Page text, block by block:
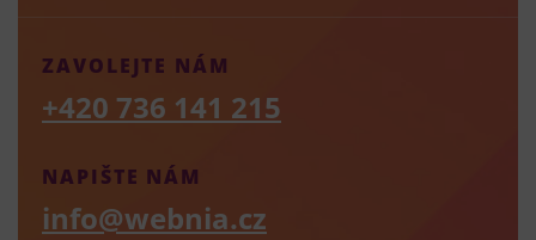
NAPIŠTE NÁM
info@webnia.cz
ZAVOLEJTE NÁM
+420 736 141 215